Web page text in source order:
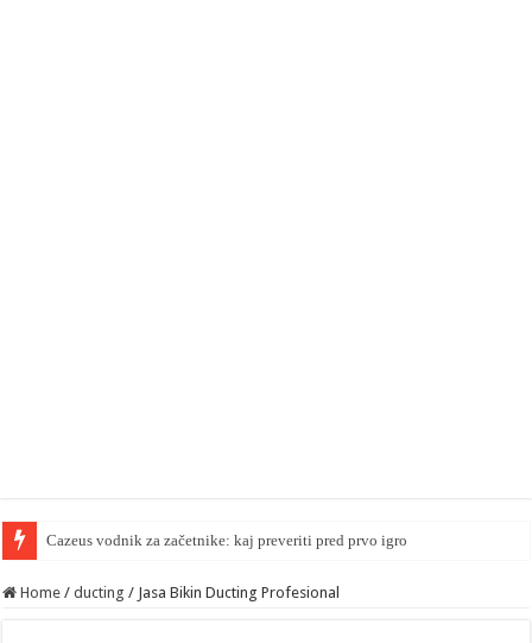
Cazeus vodnik za začetnike: kaj preveriti pred prvo igro
Home / ducting / Jasa Bikin Ducting Profesional